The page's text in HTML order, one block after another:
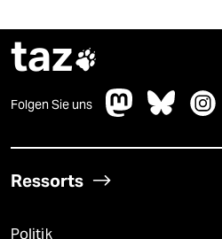
taz
Folgen Sie uns
Ressorts
Politik